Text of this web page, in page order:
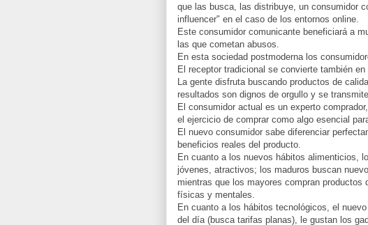
que las busca, las distribuye, un consumidor
influencer" en el caso de los entornos online.
Este consumidor comunicante beneficiará a
las que cometan abusos.
En esta sociedad postmoderna los
El receptor tradicional se convierte también en
La gente disfruta buscando productos de
resultados son dignos de orgullo y se
El consumidor actual es un experto
el ejercicio de comprar como algo esencial
El nuevo consumidor sabe diferenciar
beneficios reales del producto.
En cuanto a los nuevos hábitos alimenticios,
jóvenes, atractivos; los maduros buscan
mientras que los mayores compran
físicas y mentales.
En cuanto a los hábitos tecnológicos, el
del día (busca tarifas planas), le gustan los